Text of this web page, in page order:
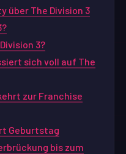
über The Division 3
3?
sich voll auf The
zur Franchise
Geburtstag
bis zum